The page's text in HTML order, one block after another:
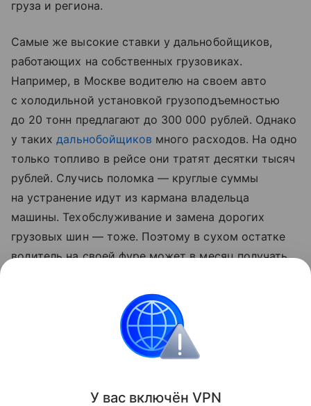
груза и региона.
Самые же высокие ставки у дальнобойщиков,
работающих на собственных грузовиках.
Например, в Москве водителю на своем авто
с холодильной установкой грузоподъемностью
до 20 тонн предлагают до 300 000 рублей. Однако
у такихдальнобойщиков много расходов. На одно
только топливо в рейсе они тратят десятки тысяч
рублей. Случись поломка — круглые суммы
на устранение идут из кармана владельца
машины. Техобслуживание и замена дорогих
грузовых шин — тоже. Поэтому в сухом остатке
водитель на своей фуре может в месяц получать
что и дальнобойщик на машине компании.
Контент недоступен
Лайфстайл Российские
У вас включён VPN